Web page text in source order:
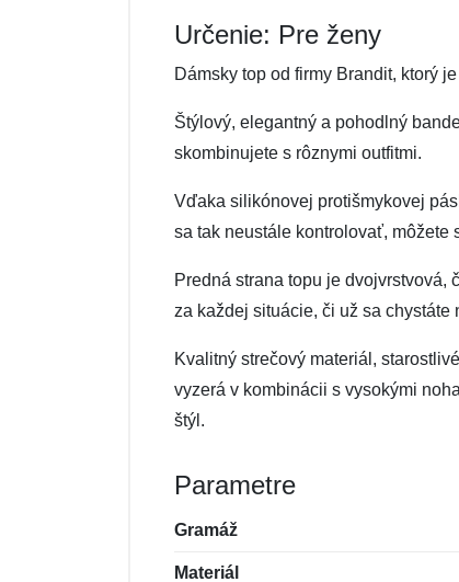
Určenie: Pre ženy
Dámsky top od firmy Brandit, ktorý
Štýlový, elegantný a pohodlný
skombinujete s rôznymi outfitmi.
Vďaka silikónovej protišmykovej
sa tak neustále kontrolovať,
Predná strana topu je
za každej situácie, či už sa
Kvalitný strečový materiál,
vyzerá v kombinácii s vysokými
štýl.
Parametre
Gramáž
Materiál